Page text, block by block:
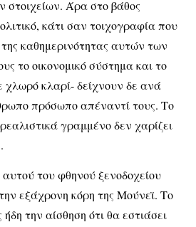
στοιχείων. Άρα στο βάθος
κάτι σαν τοιχογραφία που
καθημερινότητας αυτών των
το οικονομικό σύστημα και το
χλωρό κλαρί- δείχνουν δε ανά
πρόσωπο απέναντί τους. Το
γραμμένο δεν χαρίζει
του φθηνού ξενοδοχείου
εξάχρονη κόρη της Μούνεϊ. Το
την αίσθηση ότι θα εστιάσει